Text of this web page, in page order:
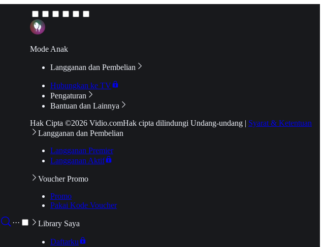
···
Mode Anak
Langganan dan Pembelian
Hubungkan ke TV
Pengaturan
Bantuan dan Lainnya
Hak Cipta ©2026 Vidio.comHak cipta dilindungi Undang-undang | Syarat & Ketentuan
Langganan dan Pembelian
Langganan Premier
Langganan Aktif
Voucher Promo
Promo
Pakai Kode Voucher
Library Saya
Daftarku